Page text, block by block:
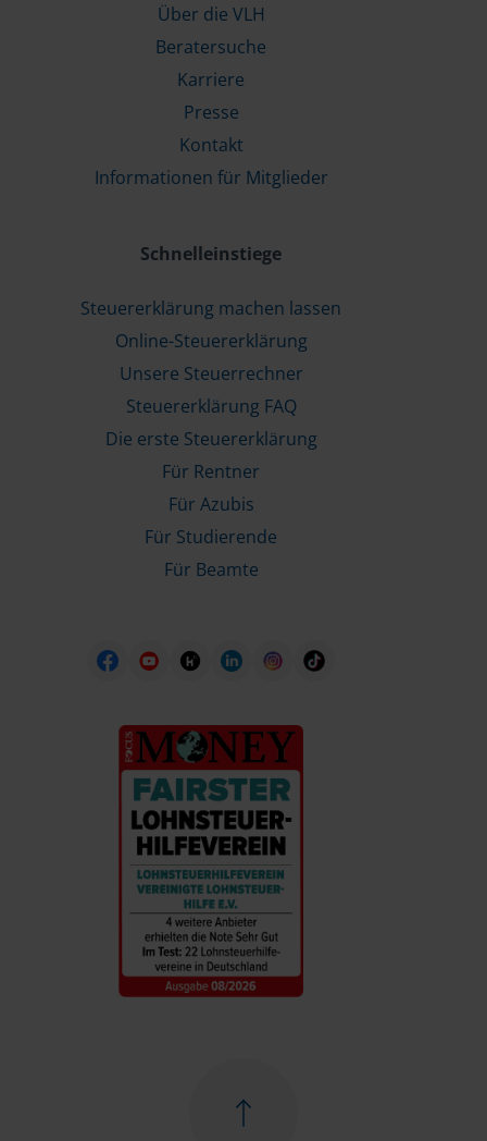
Über die VLH
Beratersuche
Karriere
Presse
Kontakt
Informationen für Mitglieder
Schnelleinstiege
Steuererklärung machen lassen
Online-Steuererklärung
Unsere Steuerrechner
Steuererklärung FAQ
Die erste Steuererklärung
Für Rentner
Für Azubis
Für Studierende
Für Beamte